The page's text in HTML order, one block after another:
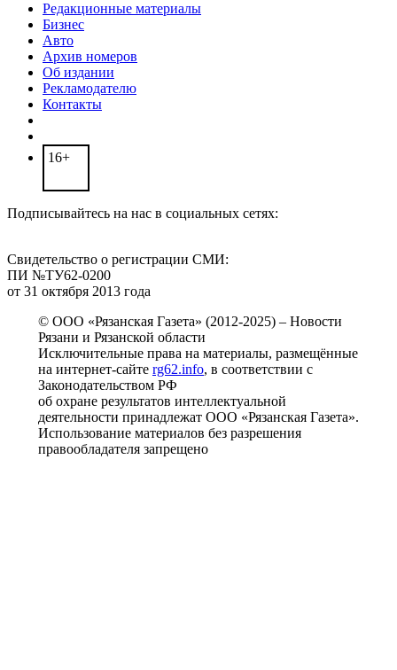
Редакционные материалы
Бизнес
Авто
Архив номеров
Об издании
Рекламодателю
Контакты
16+
Подписывайтесь на нас в социальных сетях:
Свидетельство о регистрации СМИ:
ПИ №ТУ62-0200
от 31 октября 2013 года
© ООО «Рязанская Газета» (2012-2025) – Новости
Рязани и Рязанской области
Исключительные права на материалы, размещённые
на интернет-сайте rg62.info, в соответствии с
Законодательством РФ
об охране результатов интеллектуальной
деятельности принадлежат ООО «Рязанская Газета».
Использование материалов без разрешения
правообладателя запрещено